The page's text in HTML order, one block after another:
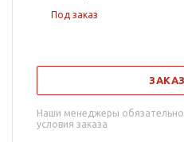
Под заказ
Наши менеджеры обязательно
условия заказа